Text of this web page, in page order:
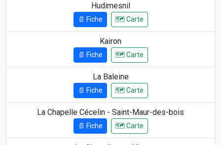
Hudimesnil
📄 Fiche 🗺️ Carte
Kairon
📄 Fiche 🗺️ Carte
La Baleine
📄 Fiche 🗺️ Carte
La Chapelle Cécelin - Saint-Maur-des-bois
📄 Fiche 🗺️ Carte